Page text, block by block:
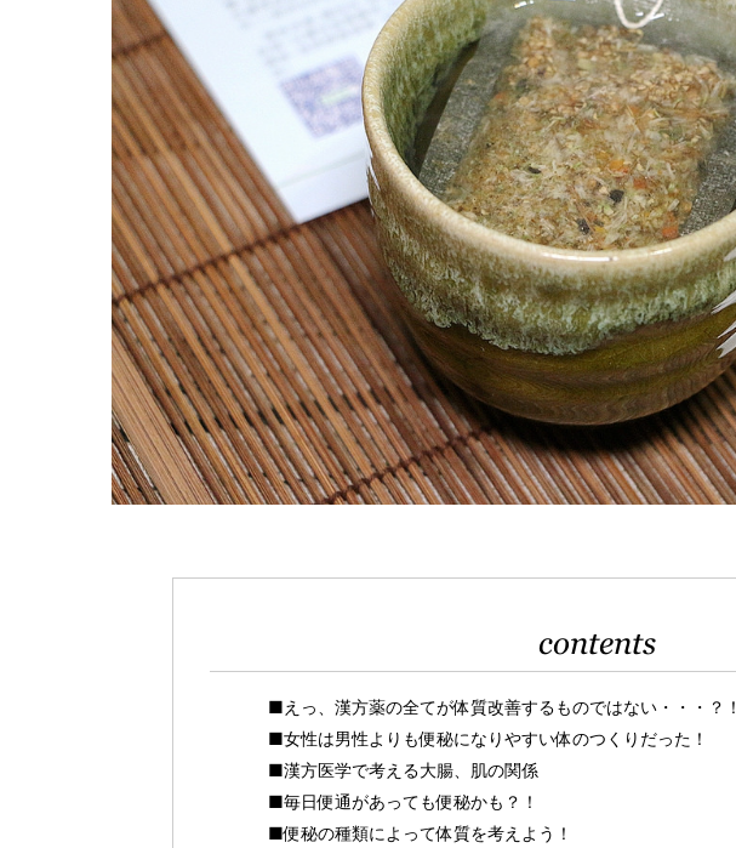
contents
■えっ、漢方薬の全てが体質改善するものではない・・・？！
■女性は男性よりも便秘になりやすい体のつくりだった！
■漢方医学で考える大腸、肌の関係
■毎日便通があっても便秘かも？！
■便秘の種類によって体質を考えよう！